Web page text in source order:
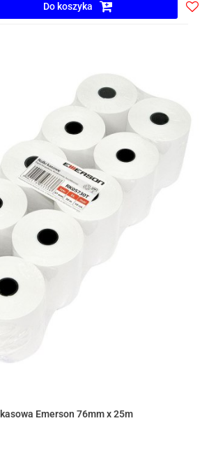
Do koszyka
Emerson 76mm x 25m